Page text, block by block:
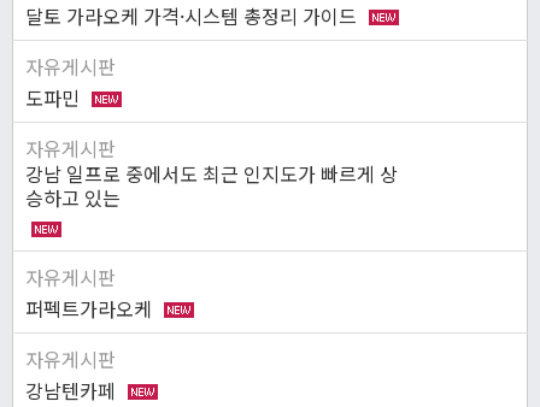
달토 가라오케 가격·시스템 총정리 가이드
자유게시판
도파민
자유게시판
강남 일프로 중에서도 최근 인지도가 빠르게 상
승하고 있는
자유게시판
퍼펙트가라오케
자유게시판
강남텐카페